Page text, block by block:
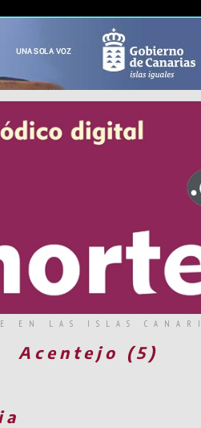
EN LAS ISLAS
Acentejo (5)